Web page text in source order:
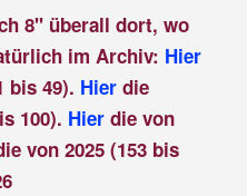
8" überall dort, wo
im Archiv: Hier
bis 49). Hierdie
100). Hier die von
von 2025 (153 bis